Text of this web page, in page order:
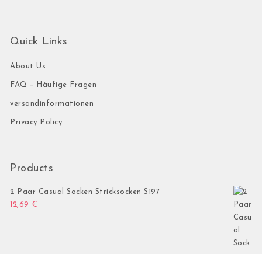
Quick Links
About Us
FAQ – Häufige Fragen
versandinformationen
Privacy Policy
Products
2 Paar Casual Socken Stricksocken S197
12,69 €